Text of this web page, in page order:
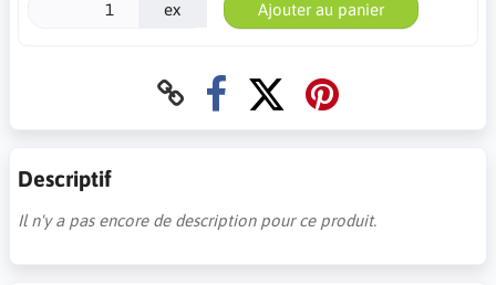
ex Ajouter au panier
Descriptif
Il n'y a pas encore de description pour ce produit.